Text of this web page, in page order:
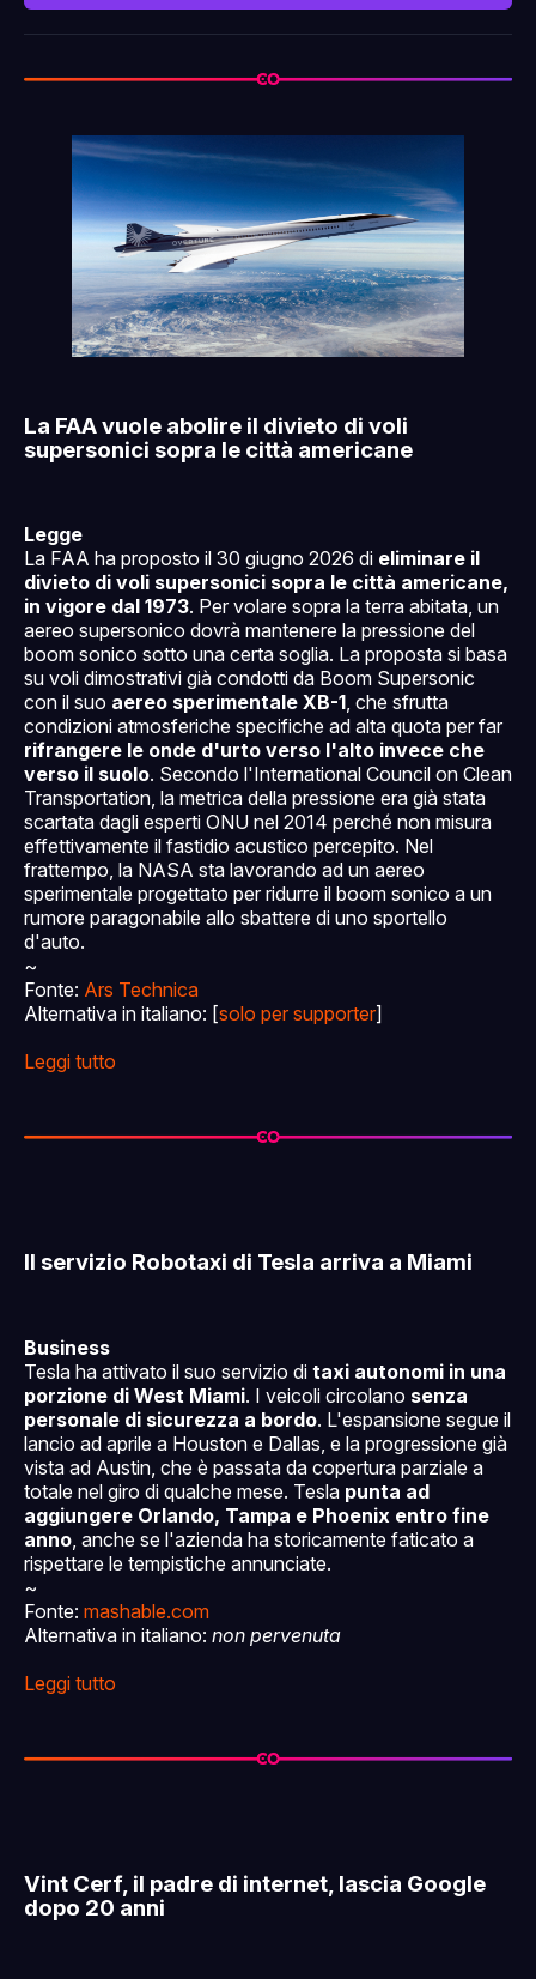
La FAA vuole abolire il divieto di voli
supersonici sopra le città americane
Legge
La FAA ha proposto il 30 giugno 2026 di eliminare il
divieto di voli supersonici sopra le città americane,
in vigore dal 1973. Per volare sopra la terra abitata, un
aereo supersonico dovrà mantenere la pressione del
boom sonico sotto una certa soglia. La proposta si basa
su voli dimostrativi già condotti da Boom Supersonic
con il suo aereo sperimentale XB-1, che sfrutta
condizioni atmosferiche specifiche ad alta quota per far
rifrangere le onde d'urto verso l'alto invece che
verso il suolo. Secondo l'International Council on Clean
Transportation, la metrica della pressione era già stata
scartata dagli esperti ONU nel 2014 perché non misura
effettivamente il fastidio acustico percepito. Nel
frattempo, la NASA sta lavorando ad un aereo
sperimentale progettato per ridurre il boom sonico a un
rumore paragonabile allo sbattere di uno sportello
d'auto.
~
Fonte: Ars Technica
Alternativa in italiano: [solo per supporter]
Leggi tutto
Il servizio Robotaxi di Tesla arriva a Miami
Business
Tesla ha attivato il suo servizio di taxi autonomi in una
porzione di West Miami. I veicoli circolano senza
personale di sicurezza a bordo. L'espansione segue il
lancio ad aprile a Houston e Dallas, e la progressione già
vista ad Austin, che è passata da copertura parziale a
totale nel giro di qualche mese. Tesla punta ad
aggiungere Orlando, Tampa e Phoenix entro fine
anno, anche se l'azienda ha storicamente faticato a
rispettare le tempistiche annunciate.
~
Fonte: mashable.com
Alternativa in italiano: non pervenuta
Leggi tutto
Vint Cerf, il padre di internet, lascia Google
dopo 20 anni